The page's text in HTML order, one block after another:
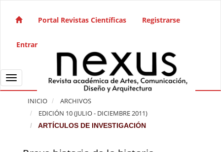
Navegación principal
Barra lateral
Portal Revistas Científicas Registrarse
Entrar
Toggle navigation
INICIO
ARCHIVOS
EDICIÓN 10 (JULIO - DICIEMBRE 2011)
ARTÍCULOS DE INVESTIGACIÓN